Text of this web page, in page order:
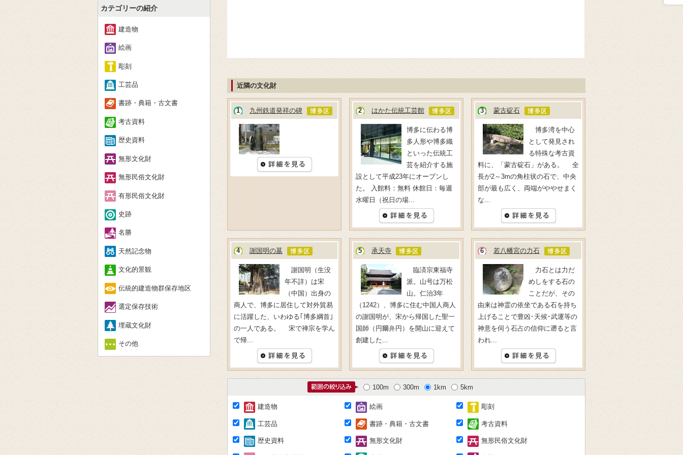
近隣の文化財
1 九州鉄道発祥の碑 2 はかた伝統工芸館
博多に伝わる博
多人形や博多織
といった伝統工
芸を紹介する施
設として平成23年にオープンし
た。 入館料：無料 休館日：毎週
水曜日（祝日の場...
3 蒙古碇石
博多湾を中心
として発見され
る特殊な考古資
料に、「蒙古碇石」がある。 全
長が2～3mの角柱状の石で、中央
部が最も広く、両端がややせまく
な...
4 謝国明の墓
謝国明（生没
年不詳）は宋
（中国）出身の
商人で、博多に居住して対外貿易
に活躍した、いわゆる｢博多綱首｣
の一人である。 宋で禅宗を学ん
で帰...
5 承天寺
臨済宗東福寺
派。山号は万松
山。仁治3年
（1242）、博多に住む中国人商人
の謝国明が、宋から帰国した聖一
国師（円爾弁円）を開山に迎えて
創建した...
6 若八幡宮の力石
力石とは力だ
めしをする石の
ことだが、その
由来は神霊の依坐である石を持ち
上げることで豊凶･天候･武運等の
神意を伺う石占の信仰に遡ると言
われ...
100m 300m 1km 5km
建造物 絵画 彫刻
工芸品 書跡・典籍・古文書 考古資料
歴史資料 無形文化財 無形民俗文化財
カテゴリーの紹介
建造物
絵画
彫刻
工芸品
書跡・典籍・古文書
考古資料
歴史資料
無形文化財
無形民俗文化財
有形民俗文化財
史跡
名勝
天然記念物
文化的景観
伝統的建造物群保存地区
選定保存技術
埋蔵文化財
その他